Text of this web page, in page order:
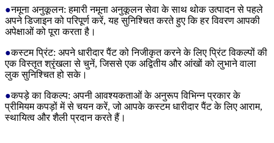
●नमूना अनुकूलन: हमारी नमूना अनुकूलन सेवा के साथ थोक उत्पादन से पहले
अपने डिजाइन को परिपूर्ण करें, यह सुनिश्चित करते हुए कि हर विवरण आपकी
अपेक्षाओं को पूरा करता है।
●कस्टम प्रिंट: अपने धारीदार पैंट को निजीकृत करने के लिए प्रिंट विकल्पों की
एक विस्तृत श्रृंखला से चुनें, जिससे एक अद्वितीय और आंखों को लुभाने वाला
लुक सुनिश्चित हो सके।
●कपड़े का विकल्प: अपनी आवश्यकताओं के अनुरूप विभिन्न प्रकार के
प्रीमियम कपड़ों में से चयन करें, जो आपके कस्टम धारीदार पैंट के लिए आराम,
स्थायित्व और शैली प्रदान करते हैं।